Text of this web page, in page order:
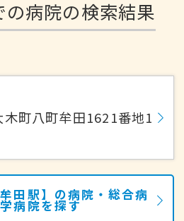
病院の検索結果
町八町牟田1621番地1
田駅】の病院・総合病
病院を探す